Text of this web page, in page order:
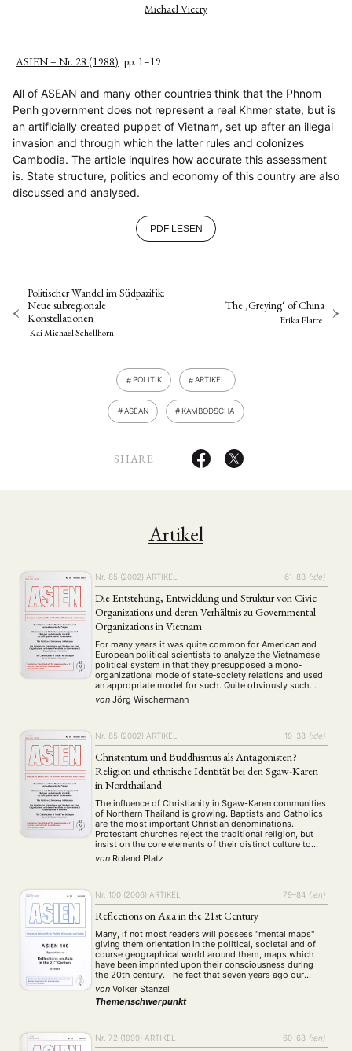
Michael Vicery
ASIEN – Nr. 28 (1988) pp. 1–19
All of ASEAN and many other countries think that the Phnom
Penh government does not represent a real Khmer state, but is
an artificially created puppet of Vietnam, set up after an illegal
invasion and through which the latter rules and colonizes
Cambodia. The article inquires how accurate this assessment
is. State structure, politics and economy of this country are also
discussed and analysed.
PDF LESEN
Politischer Wandel im Südpazifik:
Neue subregionale
Konstellationen
Kai Michael Schellhorn
The ‚Greying‘ of China
Erika Platte
POLITIK ARTIKEL
ASEAN KAMBODSCHA
SHARE
Artikel
Nr. 85 (2002) ARTIKEL 61–83 {:de}
Die Entstehung, Entwicklung und Struktur von Civic
Organizations und deren Verhältnis zu Governmental
Organizations in Vietnam
For many years it was quite common for American and
European political scientists to analyze the Vietnamese
political system in that they presupposed a mono‐
organizational mode of state‐society relations and used
an appropriate model for such. Quite obviously such
models are not or are no longer appropriate, since
current social research indicates that a variety …
von Jörg Wischermann
Nr. 85 (2002) ARTIKEL 19–38 {:de}
Christentum und Buddhismus als Antagonisten?
Religion und ethnische Identität bei den Sgaw-Karen
in Nordthailand
The influence of Christianity in Sgaw-Karen communities
of Northern Thailand is growing. Baptists and Catholics
are the most important Christian denominations.
Protestant churches reject the traditional religion, but
insist on the core elements of their distinct culture to
support their ethnic separation. Catholics are more
tolerant, their religious boundary is more permeable.
von Roland Platz
Nr. 100 (2006) ARTIKEL 79–84 {:en}
Reflections on Asia in the 21st Century
Many, if not most readers will possess "mental maps"
giving them orientation in the political, societal and of
course geographical world around them, maps which
have been imprinted upon their consciousness during
the 20th century. The fact that seven years ago our
calendars started to show a new century in itself has
nothing to do …
von Volker Stanzel
Themenschwerpunkt
Nr. 72 (1999) ARTIKEL 60–68 {:en}